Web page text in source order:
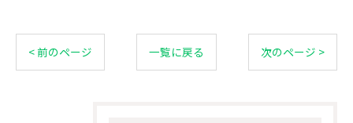
< 前のページ 一覧に戻る 次のページ >